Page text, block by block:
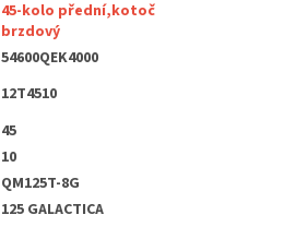
45-kolo přední,kotoč
brzdový
54600QEK4000
12T4510
45
10
QM125T-8G
125 GALACTICA